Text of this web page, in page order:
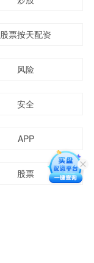
股票按天配资
风险
安全
APP
股票